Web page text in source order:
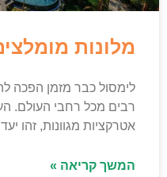
מלונות
לימסול כבר מזמן הפכה
רבים מכל רחבי העולם.
אטרקציות מגוונות, זהו
המשך קריאה »